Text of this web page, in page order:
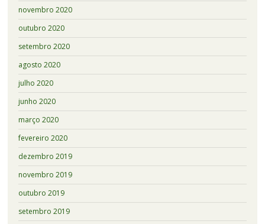
novembro 2020
outubro 2020
setembro 2020
agosto 2020
julho 2020
junho 2020
março 2020
fevereiro 2020
dezembro 2019
novembro 2019
outubro 2019
setembro 2019